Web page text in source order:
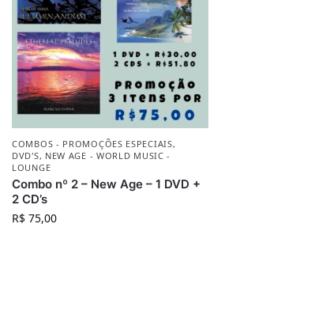
COMBOS - PROMOÇÕES ESPECIAIS,
DVD'S, NEW AGE - WORLD MUSIC -
LOUNGE
Combo nº 2 – New Age – 1 DVD +
2 CD’s
R$ 75,00